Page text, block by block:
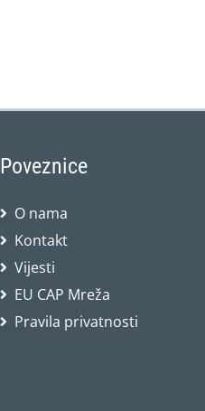
Poveznice
O nama
Kontakt
Vijesti
EU CAP Mreža
Pravila privatnosti